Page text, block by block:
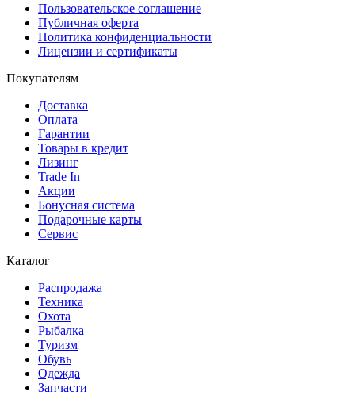
Пользовательское соглашение
Публичная оферта
Политика конфиденциальности
Лицензии и сертификаты
Покупателям
Доставка
Оплата
Гарантии
Товары в кредит
Лизинг
Trade In
Акции
Бонусная система
Подарочные карты
Сервис
Каталог
Распродажа
Техника
Охота
Рыбалка
Туризм
Обувь
Одежда
Запчасти